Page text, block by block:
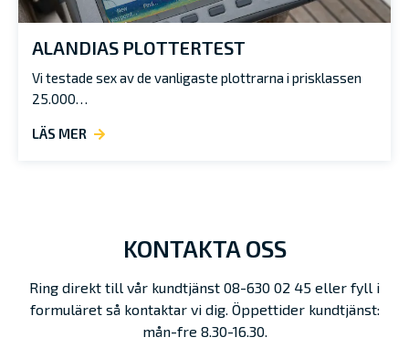
ALANDIAS PLOTTERTEST
Vi testade sex av de vanligaste plottrarna i prisklassen
25.000…
LÄS MER
KONTAKTA OSS
Ring direkt till vår kundtjänst 08-630 02 45 eller fyll i
formuläret så kontaktar vi dig. Öppettider kundtjänst:
mån-fre 8.30-16.30.